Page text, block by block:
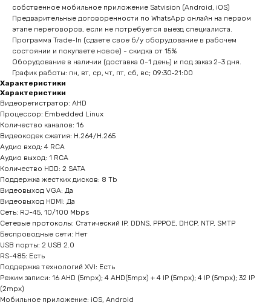
собственное мобильное приложение Satvision (Android, iOS)
Предварительные договоренности по WhatsApp онлайн на первом
этапе переговоров, если не потребуется выезд специалиста.
Программа Trade-In (сдаете свое б/у оборудование в рабочем
состоянии и покупаете новое) - скидка от 15%
Оборудование в наличии (доставка 0-1 день) и под заказ 2-3 дня.
График работы: пн, вт, ср, чт, пт, сб, вс; 09:30‑21:00
Характеристики
Характеристики
Видеорегистратор: AHD
Процессор: Embedded Linux
Количество каналов: 16
Видеокодек сжатия: H.264/H.265
Аудио вход: 4 RCA
Аудио выход: 1 RCA
Количество HDD: 2 SATA
Поддержка жестких дисков: 8 Tb
Видеовыход VGA: Да
Видеовыход HDMI: Да
Сеть: RJ-45, 10/100 Mbps
Сетевые протоколы: Статический IP, DDNS, PPPOE, DHCP, NTP, SMTP
Беспроводные сети: Нет
USB порты: 2 USB 2.0
RS-485: Есть
Поддержка технологий XVI: Есть
Режим записи: 16 AHD (5mpx); 4 AHD(5mpx) + 4 IP (5mpx); 4 IP (5mpx); 32 IP
(2mpx)
Мобильное приложение: iOS, Android